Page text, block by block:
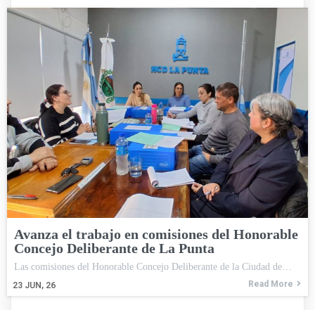
Avanza el trabajo en comisiones del Honorable
Concejo Deliberante de La Punta
23 JUN, 26
Las comisiones del Honorable Concejo Deliberante de la Ciudad de…
Read More